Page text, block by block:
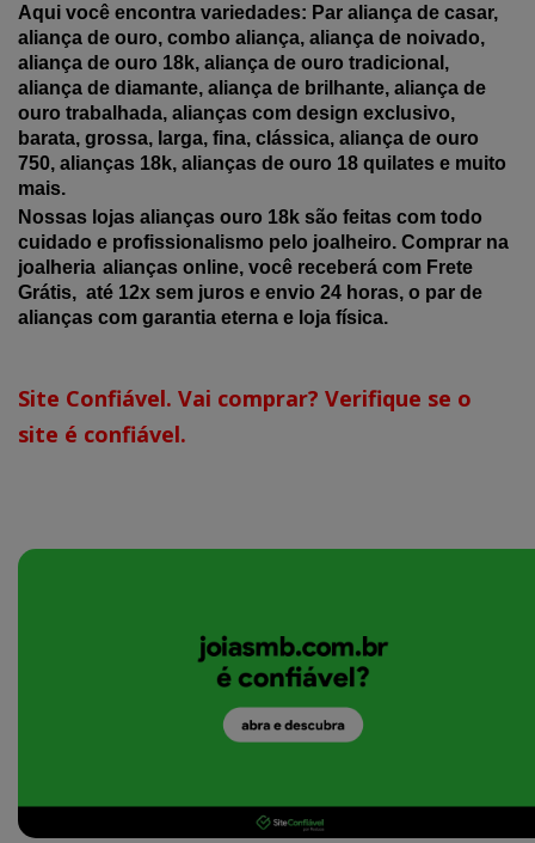
Aqui você encontra variedades: Par aliança de casar,
aliança de ouro, combo aliança, aliança de noivado,
aliança de ouro 18k, aliança de ouro tradicional,
aliança de diamante, aliança de brilhante, aliança de
ouro trabalhada, alianças com design exclusivo,
barata, grossa, larga, fina, clássica, aliança de ouro
750, alianças 18k, alianças de ouro 18 quilates e muito
mais.
Nossas lojas alianças ouro 18k são feitas com todo
cuidado e profissionalismo pelo joalheiro. Comprar na
joalheria alianças online, você receberá com Frete
Grátis, até 12x sem juros e envio 24 horas, o par de
alianças com garantia eterna e loja física.
Site Confiável. Vai comprar? Verifique se o
site é confiável.